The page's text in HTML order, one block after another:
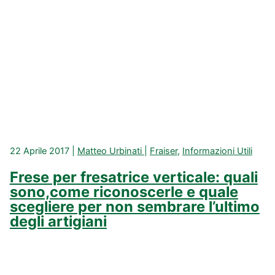
22 Aprile 2017 Matteo Urbinati Fraiser, Informazioni Utili
Frese per fresatrice verticale: quali
sono,come riconoscerle e quale
scegliere per non sembrare l’ultimo
degli artigiani